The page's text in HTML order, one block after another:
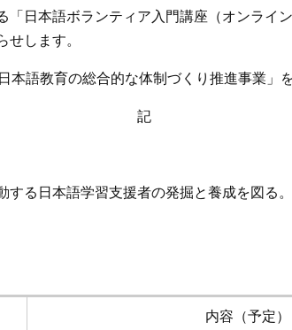
日本語ボランティア入門講座（オンライ
します。
本語教育の総合的な体制づくり推進事業」
る日本語学習支援者の発掘と養成を図る。
内容（予定）